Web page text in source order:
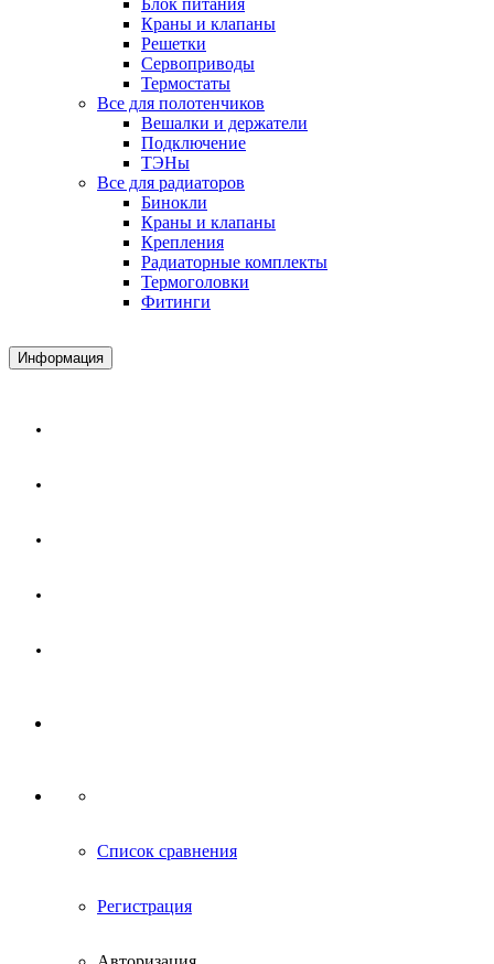
Краны и клапаны
Решетки
Сервоприводы
Термостаты
Все для полотенчиков
Вешалки и держатели
Подключение
ТЭНы
Все для радиаторов
Бинокли
Краны и клапаны
Крепления
Радиаторные комплекты
Термоголовки
Фитинги
Информация
Список сравнения
Регистрация